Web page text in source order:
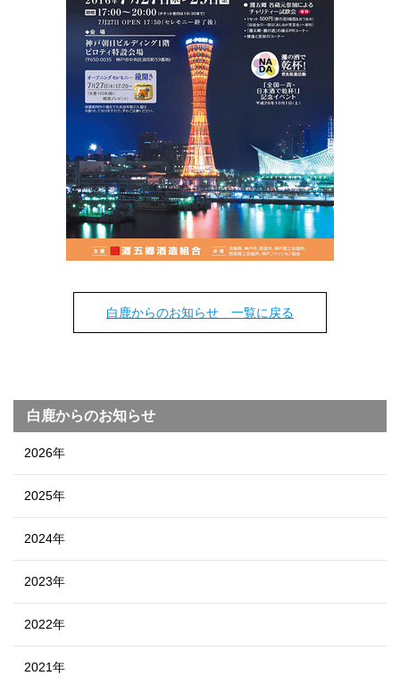
白鹿からのお知らせ 一覧に戻る
白鹿からのお知らせ
2026年
2025年
2024年
2023年
2022年
2021年